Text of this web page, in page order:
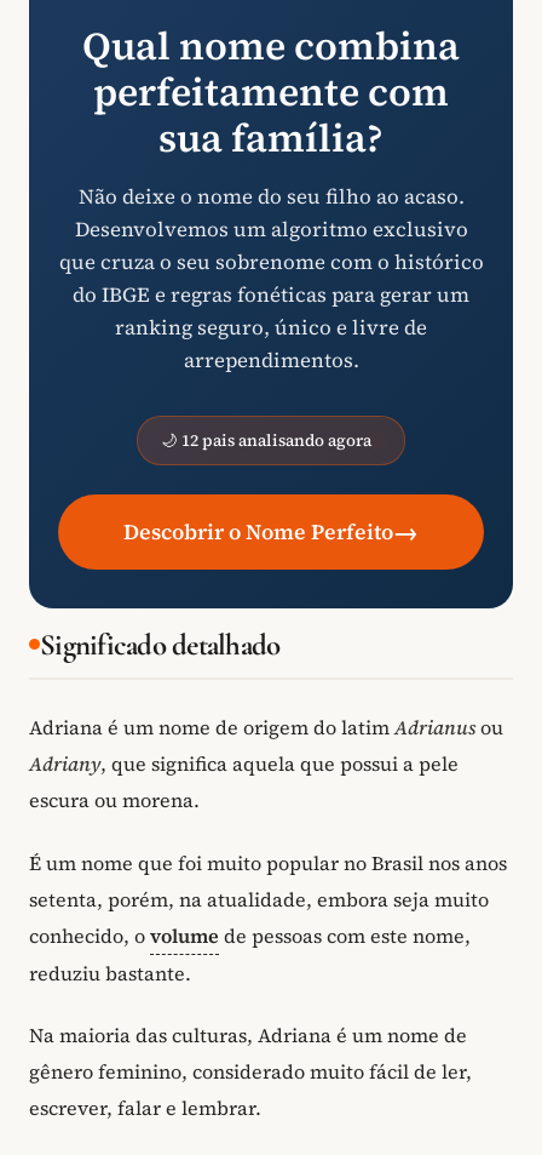
Qual nome combina
perfeitamente com
sua família?
Não deixe o nome do seu filho ao acaso.
Desenvolvemos um algoritmo exclusivo
que cruza o seu sobrenome com o histórico
do IBGE e regras fonéticas para gerar um
ranking seguro, único e livre de
arrependimentos.
🌙 12 pais analisando agora
Descobrir o Nome Perfeito→
Significado detalhado
Adriana é um nome de origem do latimAdrianusou
Adriany, que significa aquela que possui a pele
escura ou morena.
É um nome que foi muito popular no Brasil nos anos
setenta, porém, na atualidade, embora seja muito
conhecido, ovolume de pessoas com este nome,
reduziu bastante.
Na maioria das culturas, Adriana é um nome de
gênero feminino, considerado muito fácil de ler,
escrever, falar e lembrar.